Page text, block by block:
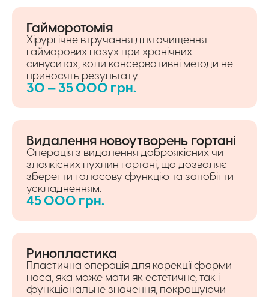
Гайморотомія
Хірургічне втручання для очищення
гайморових пазух при хронічних
синуситах, коли консервативні методи не
приносять результату.
30 — 35 000 грн.
Видалення новоутворень гортані
Операція з видалення доброякісних чи
злоякісних пухлин гортані, що дозволяє
зберегти голосову функцію та запобігти
ускладненням.
45 000 грн.
Ринопластика
Пластична операція для корекції форми
носа, яка може мати як естетичне, так і
функціональне значення, покращуючи